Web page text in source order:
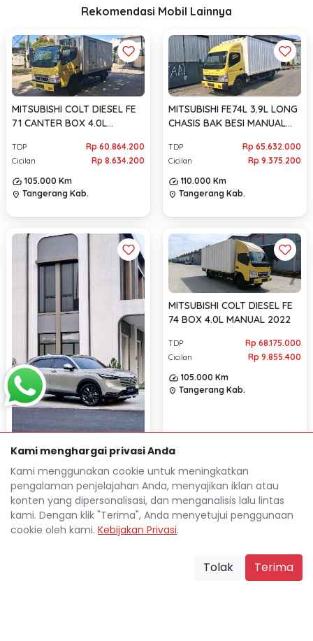
Rekomendasi Mobil Lainnya
MITSUBISHI COLT DIESEL FE
71 CANTER BOX 4.0L
TDP Rp 60.864.200
Cicilan
Rp 8.634.200
105.000 Km
location_on Tangerang Kab.
MITSUBISHI FE74L 3.9L LONG
CHASIS BAK BESI MANUAL
TDP Rp 65.632.000
Cicilan
Rp 9.375.200
110.000 Km
location_on Tangerang Kab.
HONDA HR-V 1.5L SE
AUTOMATIC 2024
TDP Rp 60.249.000
Cicilan
Rp 8.538.100
MITSUBISHI COLT DIESEL FE
74 BOX 4.0L MANUAL 2022
TDP Rp 68.175.000
Cicilan
Rp 9.855.400
105.000 Km
location_on Tangerang Kab.
Kami menghargai privasi Anda
Kami menggunakan cookie untuk meningkatkan
pengalaman penjelajahan Anda, menyajikan iklan atau
konten yang dipersonalisasi, dan menganalisis lalu lintas
kami. Dengan klik "Terima", Anda menyetujui penggunaan
cookie oleh kami. Kebijakan Privasi.
Tolak Terima